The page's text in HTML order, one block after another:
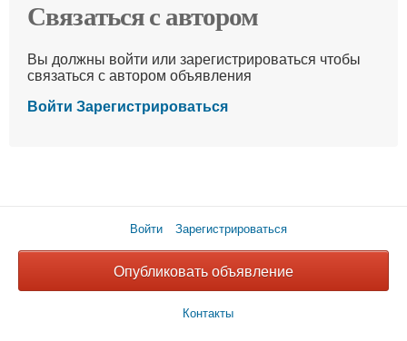
Связаться с автором
Вы должны войти или зарегистрироваться чтобы
связаться с автором объявления
Войти Зарегистрироваться
Войти Зарегистрироваться
Опубликовать объявление
Контакты